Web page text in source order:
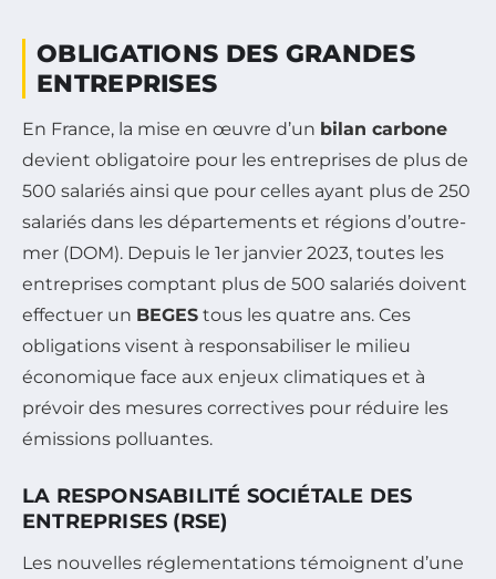
OBLIGATIONS DES GRANDES
ENTREPRISES
En France, la mise en œuvre d’un bilan carbone
devient obligatoire pour les entreprises de plus de
500 salariés ainsi que pour celles ayant plus de 250
salariés dans les départements et régions d’outre-
mer (DOM). Depuis le 1er janvier 2023, toutes les
entreprises comptant plus de 500 salariés doivent
effectuer un BEGES tous les quatre ans. Ces
obligations visent à responsabiliser le milieu
économique face aux enjeux climatiques et à
prévoir des mesures correctives pour réduire les
émissions polluantes.
LA RESPONSABILITÉ SOCIÉTALE DES
ENTREPRISES (RSE)
Les nouvelles réglementations témoignent d’une